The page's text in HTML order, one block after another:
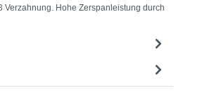
Verzahnung. Hohe Zerspanleistung durch